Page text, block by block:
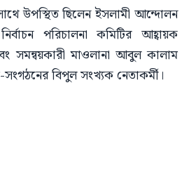
উপস্থিত ছিলেন ইসলামী আন্দোলন
পরিচালনা কমিটির আহ্বায়ক
সমন্বয়কারী মাওলানা আবুল কালাম
বিপুল সংখ্যক নেতাকর্মী।